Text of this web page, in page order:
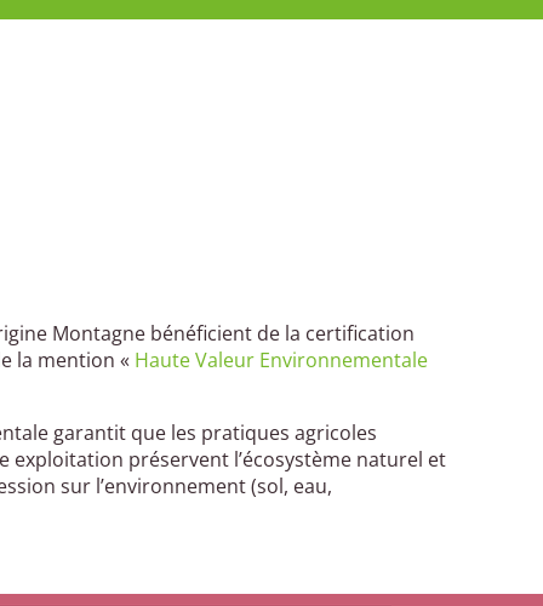
Montagne bénéficient de la certification
la mention « Haute Valeur Environnementale
garantit que les pratiques agricoles
exploitation préservent l’écosystème naturel et
sur l’environnement (sol, eau,